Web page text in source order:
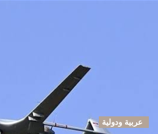
عربية ودولية